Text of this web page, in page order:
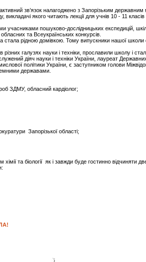
зв’язок налагоджено з Запорізьким
якого читають лекції для учнів 10 - 11 класів
пошуково-дослідницьких експедицій,
та Всеукраїнських конкурсів.
рідною домівкою. Тому випускники нашої
галузях науки і техніки, прославили школу і
діяч науки і техніки України, лауреат
політики України, є заступником голови
державами.
ЗДМУ, обласний кардіолог;
Запорізької області;
та біології як і завжди буде гостинно відчиняти